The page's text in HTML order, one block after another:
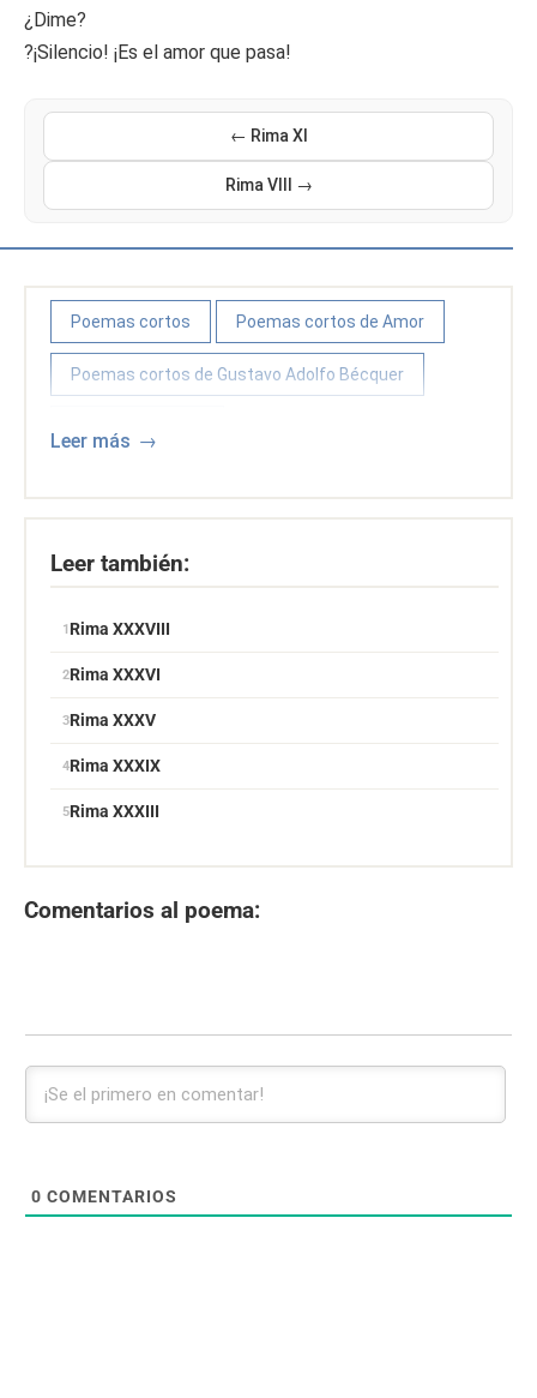
¿Dime?
?¡Silencio! ¡Es el amor que pasa!
← Rima XI
Rima VIII →
Poemas cortos Poemas cortos de Amor
Poemas cortos de Gustavo Adolfo Bécquer
Leer más
Leer también:
Rima XXXVIII
Rima XXXVI
Rima XXXV
Rima XXXIX
Rima XXXIII
Comentarios al poema:
0 COMENTARIOS